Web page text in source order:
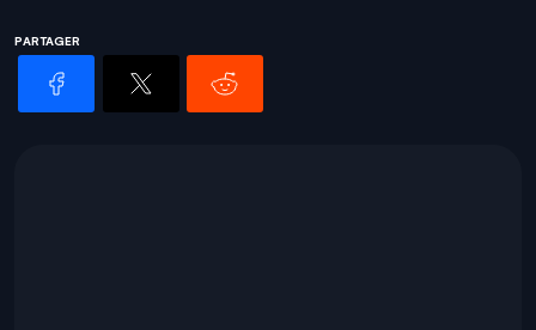
PARTAGER